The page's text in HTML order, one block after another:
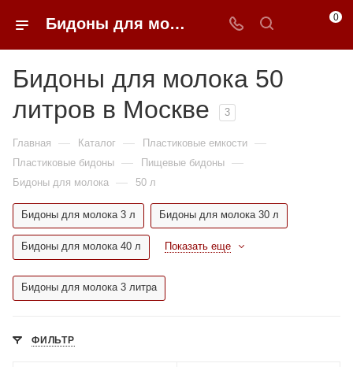
Бидоны для молока 50 литров недорого в Москве | 0FFER 0
Бидоны для молока 50
литров в Москве
3
Главная — Каталог — Пластиковые емкости —
Пластиковые бидоны — Пищевые бидоны —
Бидоны для молока — 50 л
Бидоны для молока 3 л Бидоны для молока 30 л
Бидоны для молока 40 л Показать еще
Бидоны для молока 3 литра
ФИЛЬТР